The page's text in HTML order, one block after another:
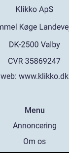
web: www.klikko.dk
Menu
Annoncering
Om os